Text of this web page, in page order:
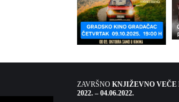
ZAVRŠNO KNJIŽEVNO
2022. – 04.06.2022.